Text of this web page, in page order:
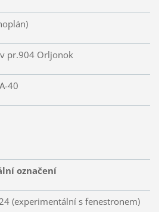
pr.904 Orljonok
40
označení
(experimentální s fenestronem)